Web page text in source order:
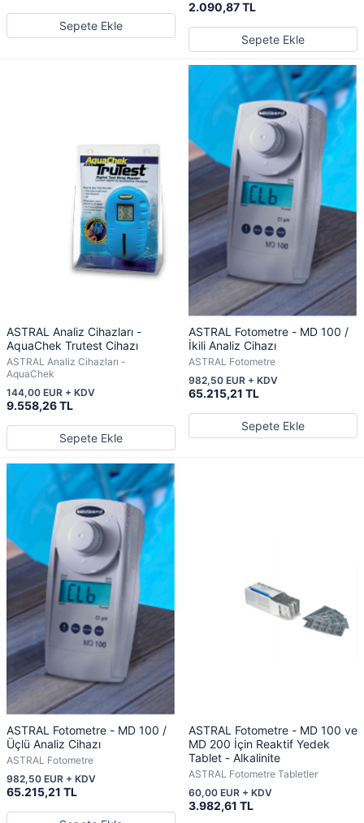
Sepete Ekle
2.090,87 TL
Sepete Ekle
ASTRAL Analiz Cihazları -
AquaChek Trutest Cihazı
ASTRAL Analiz Cihazları -
AquaChek
9.558,26 TL
144,00 EUR + KDV
Sepete Ekle
ASTRAL Fotometre - MD 100 /
İkili Analiz Cihazı
ASTRAL Fotometre
65.215,21 TL
982,50 EUR + KDV
Sepete Ekle
ASTRAL Fotometre - MD 100 /
Üçlü Analiz Cihazı
ASTRAL Fotometre
65.215,21 TL
982,50 EUR + KDV
ASTRAL Fotometre - MD 100 ve
MD 200 İçin Reaktif Yedek
Tablet - Alkalinite
ASTRAL Fotometre Tabletler
3.982,61 TL
60,00 EUR + KDV